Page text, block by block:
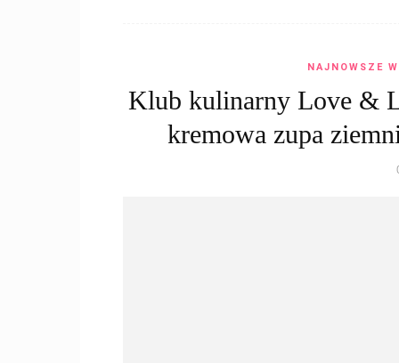
NAJNOWSZE
Klub kulinarny Love &
kremowa zupa